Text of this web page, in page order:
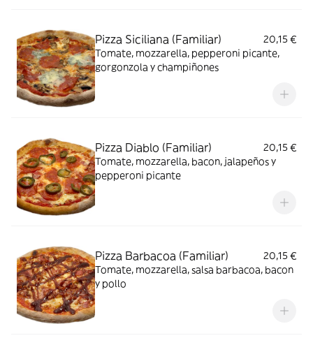
Pizza Siciliana (Familiar)
20,15 €
Tomate, mozzarella, pepperoni picante,
gorgonzola y champiñones
Pizza Diablo (Familiar)
20,15 €
Tomate, mozzarella, bacon, jalapeños y
pepperoni picante
Pizza Barbacoa (Familiar)
20,15 €
Tomate, mozzarella, salsa barbacoa, bacon
y pollo